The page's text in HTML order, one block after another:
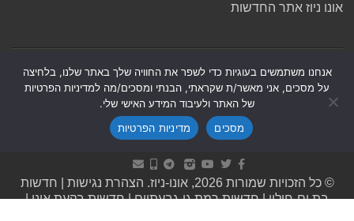
אונו ניוז אתר החדשות
© כל הזכויות שמורות 2026, אונו-ניוז. הצהרת נגישות
חדשות
בת ים-חולון|חדשות רמת גן-גבעתיים|חדשות בקעת אונו|
אנחנו משתמשים בעוגיות כדי לשפר את החוויה שלך באתר שלנו, בלחיצה
על מסכים, אני מאשר/ת שקראתי, הבנתי ומסכים/מה למדיניות הפרטיות
של האתר ולעיבוד המידע האישי שלי.
מסכים
מדיניות הפרטיות